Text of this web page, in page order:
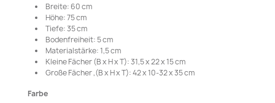
Breite: 60 cm
Höhe: 75 cm
Tiefe: 35 cm
Bodenfreiheit: 5 cm
Materialstärke: 1,5 cm
Kleine Fächer (B x H x T): 31,5 x 22 x 15 cm
Große Fächer ,(B x H x T): 42 x 10-32 x 35 cm
Farbe